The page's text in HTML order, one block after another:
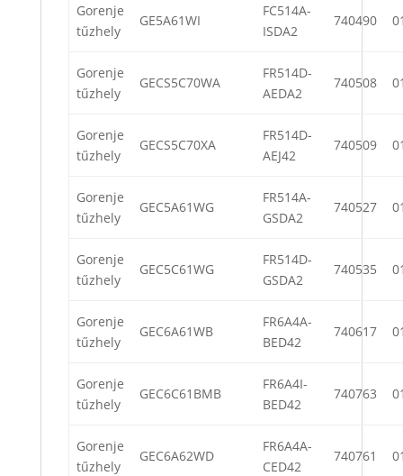
Gorenje
tűzhely
GE5A61WI
FC514A-
ISDA2
740490
Gorenje
tűzhely
GECS5C70WA
FR514D-
AEDA2
740508
Gorenje
tűzhely
GECS5C70XA
FR514D-
AEJ42
740509
Gorenje
tűzhely
GEC5A61WG
FR514A-
GSDA2
740527
Gorenje
tűzhely
GEC5C61WG
FR514D-
GSDA2
740535
Gorenje
tűzhely
GEC6A61WB
FR6A4A-
BED42
740617
Gorenje
tűzhely
GEC6C61BMB
FR6A4I-
BED42
740763
Gorenje
tűzhely
GEC6A62WD
FR6A4A-
CED42
740761